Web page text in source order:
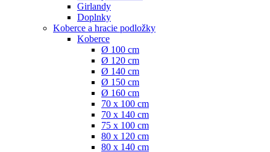
Girlandy
Doplnky
Koberce a hracie podložky
Koberce
Ø 100 cm
Ø 120 cm
Ø 140 cm
Ø 150 cm
Ø 160 cm
70 x 100 cm
70 x 140 cm
75 x 100 cm
80 x 120 cm
80 x 140 cm